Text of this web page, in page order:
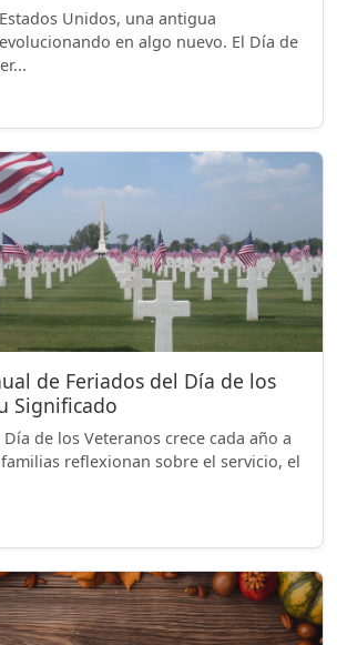
Unidos, una antigua
en algo nuevo. El Día de
de Feriados del Día de los
Significado
de los Veteranos crece cada año a
reflexionan sobre el servicio, el